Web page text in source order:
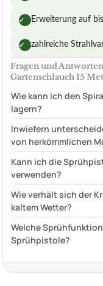
✓ Erweiterung auf
✓ zahlreiche
Fragen und
Gartenschlauch 15
Wie kann ich den
lagern?
Inwiefern
von herkömmlichen
Kann ich die
verwenden?
Wie verhält sich der
kaltem Wetter?
Welche
Sprühpistole?